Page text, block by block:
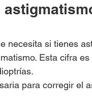
necesita si tienes
Esta cifra
para corregir el